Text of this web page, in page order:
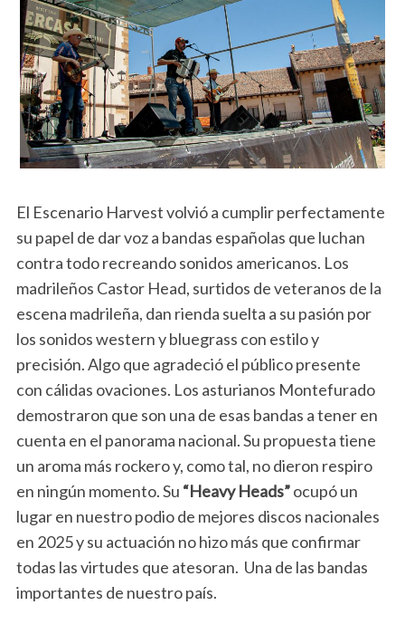
El Escenario Harvest volvió a cumplir perfectamente
su papel de dar voz a bandas españolas que luchan
contra todo recreando sonidos americanos. Los
madrileños Castor Head, surtidos de veteranos de la
escena madrileña, dan rienda suelta a su pasión por
los sonidos western y bluegrass con estilo y
precisión. Algo que agradeció el público presente
con cálidas ovaciones. Los asturianos Montefurado
demostraron que son una de esas bandas a tener en
cuenta en el panorama nacional. Su propuesta tiene
un aroma más rockero y, como tal, no dieron respiro
en ningún momento. Su “Heavy Heads”ocupó un
lugar en nuestro podio de mejores discos nacionales
en 2025 y su actuación no hizo más que confirmar
todas las virtudes que atesoran. Una de las bandas
importantes de nuestro país.